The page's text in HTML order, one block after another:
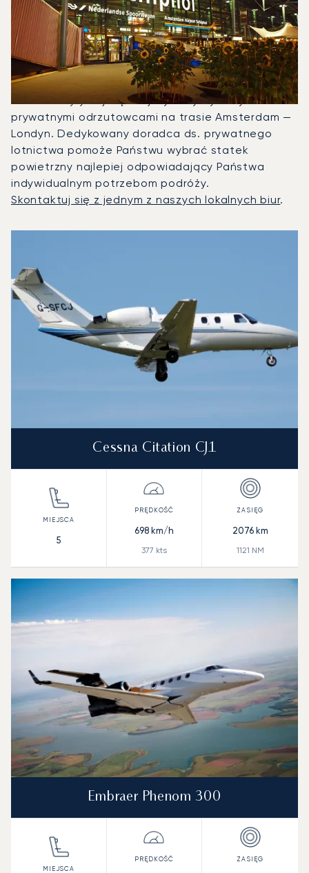
Mogę Czarterować, Aby
Polecieć Między Londynem A
Amsterdamem?
W 2025 roku Citation CJ1, Phenom 300 i Citation
Latitude były najczęściej wykorzystywanymi
prywatnymi odrzutowcami na trasie Amsterdam —
Londyn. Dedykowany doradca ds. prywatnego
lotnictwa pomoże Państwu wybrać statek
powietrzny najlepiej odpowiadający Państwa
indywidualnym potrzebom podróży.
Skontaktuj się z jednym z naszych lokalnych biur.
Zasięg (NM)
Cessna Citation CJ1
5
698km/h
377 kts
2076km
1121 NM
Embraer Phenom 300